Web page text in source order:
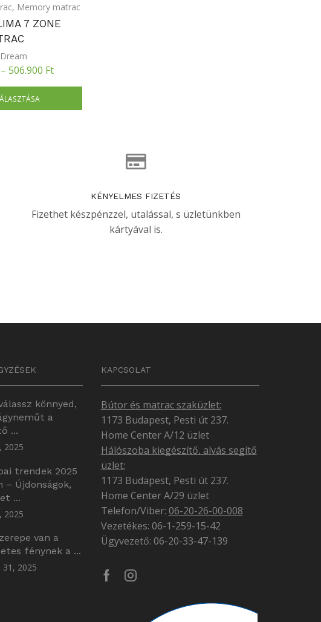
, Memory matrac
7 ZONE
506.900 Ft
KÉNYELMES FIZETÉS
Fizethet készpénzzel, utalással, s üzletünkben
kártyával is.
könnyed,
a
...
2025
trendek 2025
– Újdonságok,
...
2025
van a
fénynek a ...
31, 2025
KAPCSOLAT
Bútor és matrac szaküzlet:
1173 Budapest, Pesti út 237.
Home Center A/12 üzlet
Hálószoba kiegészítő, alvás segítő
üzlet:
1173 Budapest, Pesti út 237.
Home Center A/29 üzlet
Telefon/Viber: 06-20-26-00-008
Vezetékes: 06-1-259-15-42
Ügyvezető: 06-20-33-47-139
FacebookInstagram